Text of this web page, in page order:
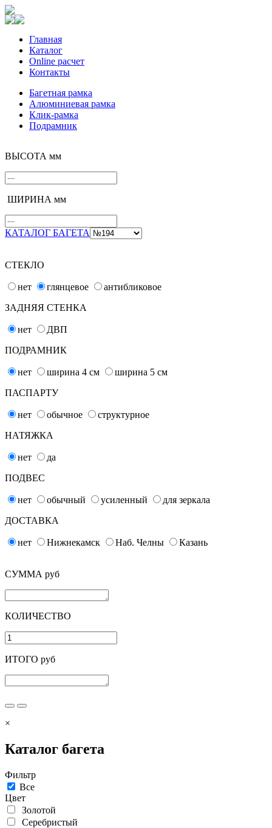
Главная
Каталог
Online расчет
Контакты
Багетная рамка
Алюминиевая рамка
Клик-рамка
Подрамник
ВЫСОТА мм
ШИРИНА мм
КАТАЛОГ БАГЕТА
СТЕКЛО
нет глянцевое
антибликовое
ЗАДНЯЯ СТЕНКА
нет
ДВП
ПОДРАМНИК
нет ширина 4 см ширина 5 см
ПАСПАРТУ
нет обычное
структурное
НАТЯЖКА
нет
да
ПОДВЕС
нет обычный усиленный
для зеркала
ДОСТАВКА
нет Нижнекамск Наб. Челны Казань
СУММА руб
КОЛИЧЕСТВО
ИТОГО руб
×
Каталог багета
Фильтр
Все
Цвет
Золотой
Серебристый